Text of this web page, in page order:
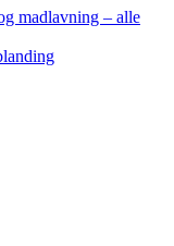
madlavning – alle